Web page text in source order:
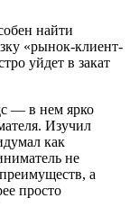
найти
«рынок-клиент-
уйдет в закат
— в нем ярко
Изучил
как
не
а
просто